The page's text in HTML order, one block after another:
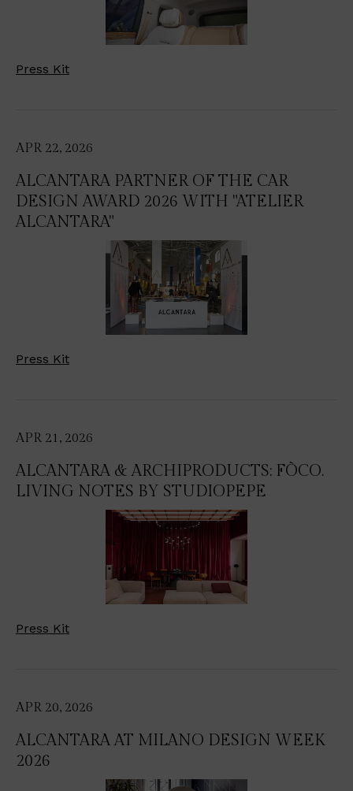
Press Kit
APR 22, 2026
ALCANTARA PARTNER OF THE CAR
DESIGN AWARD 2026 WITH "ATELIER
ALCANTARA"
Press Kit
APR 21, 2026
ALCANTARA & ARCHIPRODUCTS: FÒCO.
LIVING NOTES BY STUDIOPEPE
Press Kit
APR 20, 2026
ALCANTARA AT MILANO DESIGN WEEK
2026